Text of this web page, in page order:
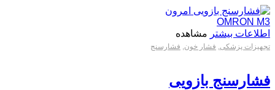
اطلاعات بیشتر مشاهده
تجهیزات پزشکی, فشار خون, فشارسنج
فشارسنج بازویی